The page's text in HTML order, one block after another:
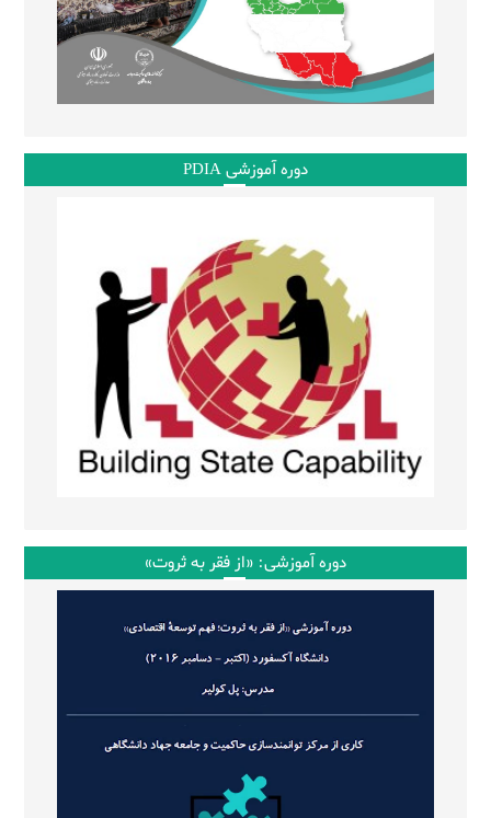
دوره آموزشی PDIA
دوره آموزشی: «از فقر به ثروت»